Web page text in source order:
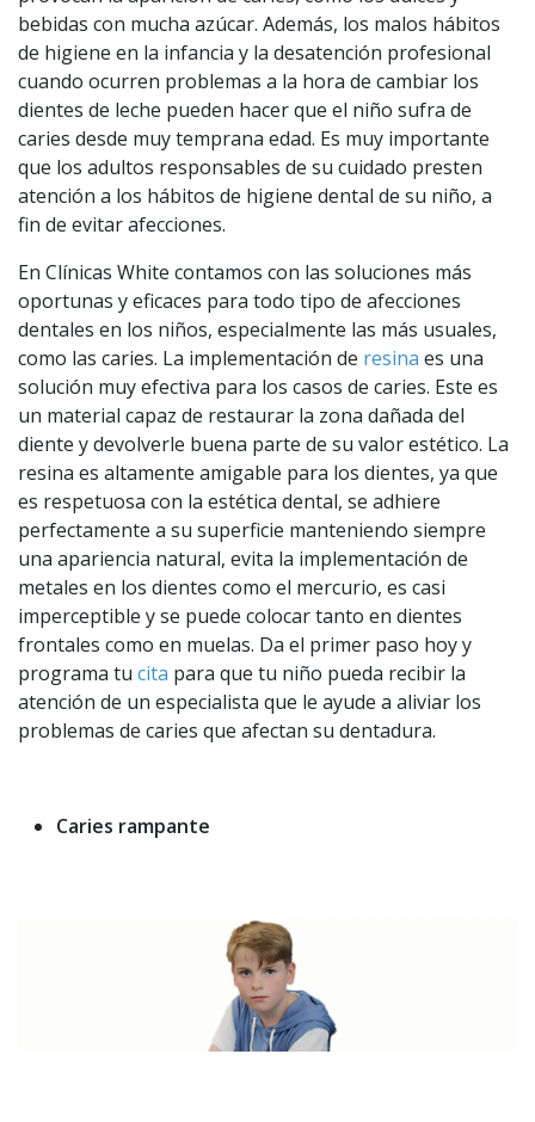
bebidas con mucha azúcar. Además, los malos hábitos
de higiene en la infancia y la desatención profesional
cuando ocurren problemas a la hora de cambiar los
dientes de leche pueden hacer que el niño sufra de
caries desde muy temprana edad. Es muy importante
que los adultos responsables de su cuidado presten
atención a los hábitos de higiene dental de su niño, a
fin de evitar afecciones.
En Clínicas White contamos con las soluciones más
oportunas y eficaces para todo tipo de afecciones
dentales en los niños, especialmente las más usuales,
como las caries. La implementación de resina es una
solución muy efectiva para los casos de caries. Este es
un material capaz de restaurar la zona dañada del
diente y devolverle buena parte de su valor estético. La
resina es altamente amigable para los dientes, ya que
es respetuosa con la estética dental, se adhiere
perfectamente a su superficie manteniendo siempre
una apariencia natural, evita la implementación de
metales en los dientes como el mercurio, es casi
imperceptible y se puede colocar tanto en dientes
frontales como en muelas. Da el primer paso hoy y
programa tu cita para que tu niño pueda recibir la
atención de un especialista que le ayude a aliviar los
problemas de caries que afectan su dentadura.
Caries rampante